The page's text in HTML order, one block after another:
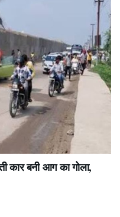
कार बनी आग का गोला,